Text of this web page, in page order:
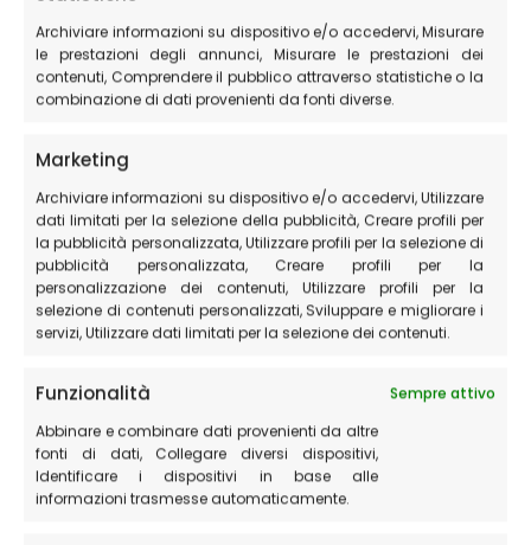
Archiviare informazioni su dispositivo e/o accedervi, Misurare
le prestazioni degli annunci, Misurare le prestazioni dei
contenuti, Comprendere il pubblico attraverso statistiche o la
combinazione di dati provenienti da fonti diverse.
Marketing
Archiviare informazioni su dispositivo e/o accedervi, Utilizzare
dati limitati per la selezione della pubblicità, Creare profili per
la pubblicità personalizzata, Utilizzare profili per la selezione di
pubblicità personalizzata, Creare profili per la
personalizzazione dei contenuti, Utilizzare profili per la
selezione di contenuti personalizzati, Sviluppare e migliorare i
servizi, Utilizzare dati limitati per la selezione dei contenuti.
Funzionalità
Sempre attivo
Abbinare e combinare dati provenienti da altre
fonti di dati, Collegare diversi dispositivi,
Identificare i dispositivi in base alle
informazioni trasmesse automaticamente.
Scopri tutti gli itinerari che puoi percorrere nei pressi di
Castelluccio di Norcia oppure guarda la pagina
dedicata alle GUIDE PARCO e al perché è meglio visitare
il territorio con una GUIDA
Il Piangrande
I Pantani di Accumoli
Il sentiero di montagna per tutti (adatto anche a
portatori di handicap)
Il cammino nelle Terre Mutate
Il sentiero da Forca di Presta al Monte Vettore
Il sentiero da Foce al Monte Vettore
Il lago di Pilato